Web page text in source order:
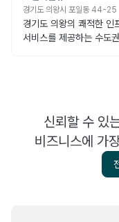
경기도 의왕시 포일동 44-25
경기도 의왕의 쾌적한 인
서비스를 제공하는 수도
신뢰할 수 있
비즈니스에 가